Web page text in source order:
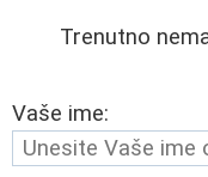
Trenutno
Vaše ime: